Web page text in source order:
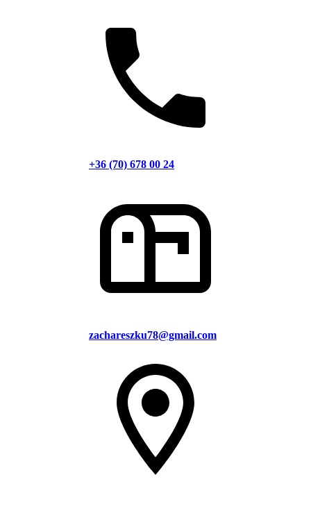
+36 (70) 678 00 24
zachareszku78@gmail.com